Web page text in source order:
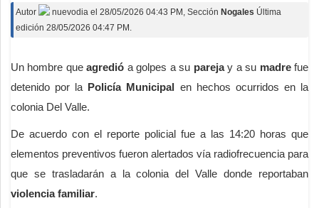
Autor nuevodia el 28/05/2026 04:43 PM , Sección Nogales Última
edición 28/05/2026 04:47 PM.
Un hombre queagredió a golpes a su parejay a su madrefue
detenido por la Policía Municipal en hechos ocurridos en la
colonia Del Valle.
De acuerdo con el reporte policial fue a las 14:20 horas que
elementos preventivos fueron alertados vía radiofrecuencia para
que se trasladarán a la colonia del Valle donde reportaban
violencia familiar.